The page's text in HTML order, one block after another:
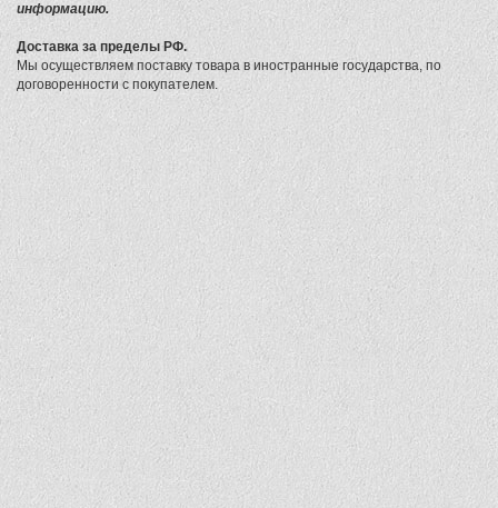
информацию.
Доставка за пределы РФ.
Мы осуществляем поставку товара в иностранные государства, по
договоренности с покупателем.